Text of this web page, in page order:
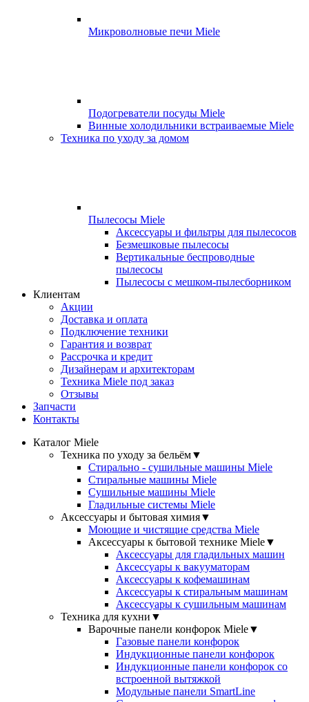
Микроволновые печи Miele
Подогреватели посуды Miele
Винные холодильники встраиваемые Miele
Техника по уходу за домом
Пылесосы Miele
Аксессуары и фильтры для пылесосов
Безмешковые пылесосы
Вертикальные беспроводные
пылесосы
Пылесосы с мешком-пылесборником
Клиентам
Акции
Доставка и оплата
Подключение техники
Гарантия и возврат
Рассрочка и кредит
Дизайнерам и архитекторам
Техника Miele под заказ
Отзывы
Запчасти
Контакты
Каталог Miele
Техника по уходу за бельём▼
Стирально - сушильные машины Miele
Стиральные машины Miele
Сушильные машины Miele
Гладильные системы Miele
Аксессуары и бытовая химия▼
Моющие и чистящие средства Miele
Аксессуары к бытовой технике Miele▼
Аксессуары для гладильных машин
Аксессуары к вакууматорам
Аксессуары к кофемашинам
Аксессуары к стиральным машинам
Аксессуары к сушильным машинам
Техника для кухни ▼
Варочные панели конфорок Miele▼
Газовые панели конфорок
Индукционные панели конфорок
Индукционные панели конфорок со
встроенной вытяжкой
Модульные панели SmartLine